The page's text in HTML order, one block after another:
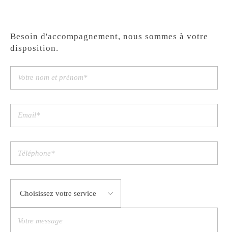
Besoin d'accompagnement, nous sommes à votre
disposition.